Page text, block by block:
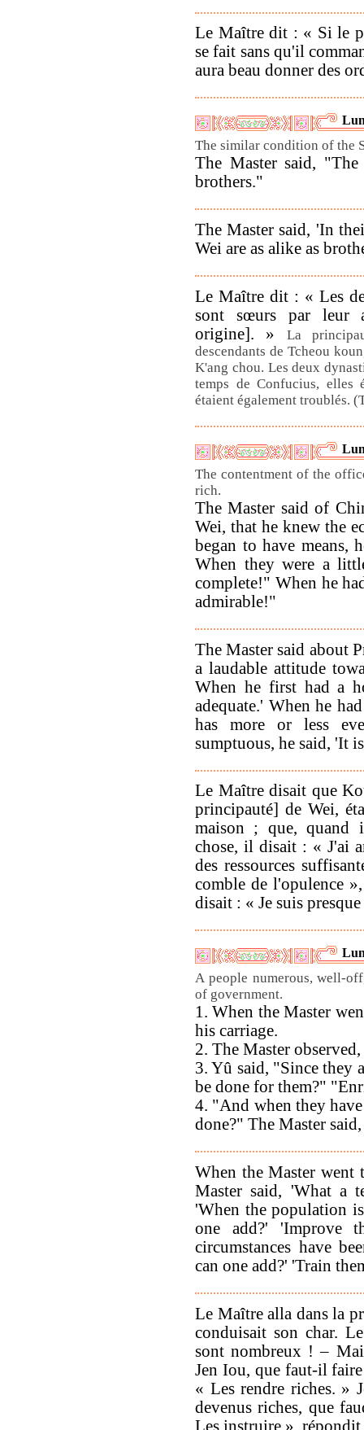
Le Maître dit : « Si le
se fait sans qu'il
aura beau donner des
The similar condition of the
The Master said,
brothers."
The Master said, 'In
Wei are as alike as
Le Maître dit : « Les
sont sœurs par leur
origine]. » La
descendants de Tcheou
K'ang chou. Les deux
temps de Confucius, elles
étaient également troublés.
The contentment of the
rich.
The Master said of
Wei, that he knew the
began to have means,
When they were a
complete!" When he
admirable!"
The Master said about
a laudable attitude
When he first had a
adequate.' When he
has more or less
sumptuous, he said, 'It
Le Maître disait que
principauté] de Wei,
maison ; que, quand
chose, il disait : « J'ai
des ressources
comble de l'opulence
disait : « Je suis
A people numerous, well-
of government.
1. When the Master
his carriage.
2. The Master
3. Yû said, "Since they
be done for them?"
4. "And when they
done?" The Master
When the Master went
Master said, 'What a
'When the population
one add?' 'Improve
circumstances have
can one add?' 'Train
Le Maître alla dans la
conduisait son char.
sont nombreux ! –
Jen Iou, que faut-il
« Les rendre riches. »
devenus riches, que
Les instruire »,